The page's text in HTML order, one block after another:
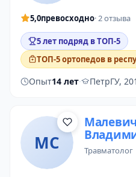
5,0превосходно· 2 отзыва
5 лет подряд в ТОП-5
ТОП-5 ортопедов в
Опыт14 лет· ПетрГУ,
МС травматолог